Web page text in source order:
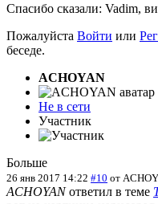
Спасибо сказали: Vadim,
Пожалуйста Войти или
беседе.
ACHOYAN
Не в сети
Участник
Больше
26 янв 2017 14:22 #10 от
ACHOYANответил в теме